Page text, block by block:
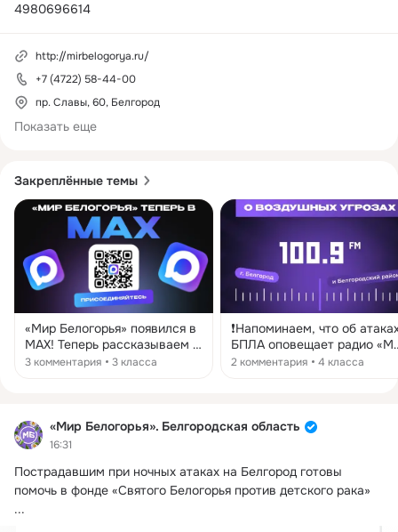
Закреплённые темы
«Мир Белогорья» появился в
MAX! Теперь рассказываем о
новостях Белгородской
поделитесь ссылкой с
друзьями — будьте на связи
к нам в MAX можно здесь.
3 комментария 3 класса
❗️Напоминаем, что об
БПЛА оповещает радио «Мир
Белогорья» Радиостанция
вещает на частоте 100,9
угрозах дублируется в
Белгород, Белгородский
район». Особенно это
2 комментария 4 класса
«Мир Белогорья». Белгородская область
16:31
Пострадавшим при ночных атаках на Белгород готовы
помочь в фонде «Святого Белогорья против детского рака»
...
4980696614
http://mirbelogorya.ru/
+7 (4722) 58-44-00
пр. Славы, 60, Белгород
Показать еще